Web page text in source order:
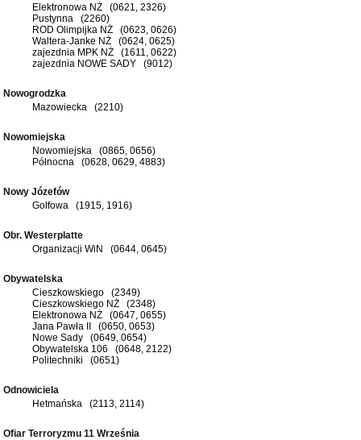
Elektronowa NŻ (0621, 2326)
Pustynna (2260)
ROD Olimpijka NŻ (0623, 0626)
Waltera-Janke NŻ (0624, 0625)
zajezdnia MPK NŻ (1611, 0622)
zajezdnia NOWE SADY (9012)
Nowogrodzka
Mazowiecka (2210)
Nowomiejska
Nowomiejska (0865, 0656)
Północna (0628, 0629, 4883)
Nowy Józefów
Golfowa (1915, 1916)
Obr. Westerplatte
Organizacji WiN (0644, 0645)
Obywatelska
Cieszkowskiego (2349)
Cieszkowskiego NŻ (2348)
Elektronowa NŻ (0647, 0655)
Jana Pawła II (0650, 0653)
Nowe Sady (0649, 0654)
Obywatelska 106 (0648, 2122)
Politechniki (0651)
Odnowiciela
Hetmańska (2113, 2114)
Ofiar Terroryzmu 11 Września